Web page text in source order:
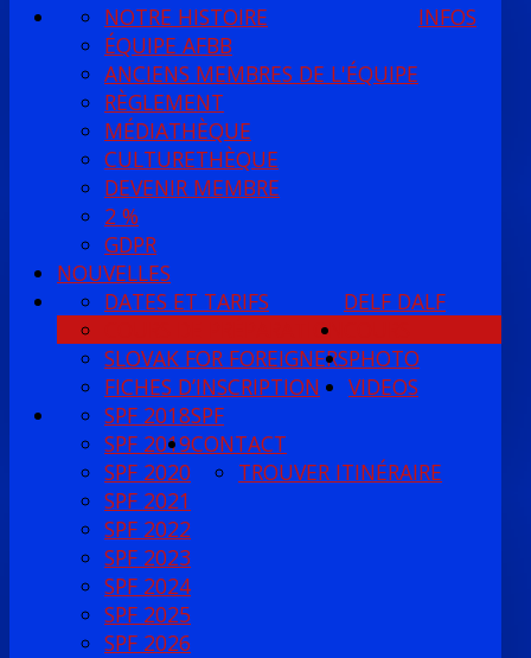
INFOS
NOTRE HISTOIRE
ÉQUIPE AFBB
ANCIENS MEMBRES DE L'ÉQUIPE
RÈGLEMENT
MÉDIATHÈQUE
CULTURETHÈQUE
DEVENIR MEMBRE
2 %
GDPR
NOUVELLES
DELF DALF
DATES ET TARIFS
COURS DE PRÉPARATION
SLOVAK FOR FOREIGNERS
FICHES D’INSCRIPTION
PHOTO
VIDEOS
SPF
SPF 2018
SPF 2019
SPF 2020
SPF 2021
SPF 2022
SPF 2023
SPF 2024
SPF 2025
SPF 2026
CONTACT
TROUVER ITINÉRAIRE